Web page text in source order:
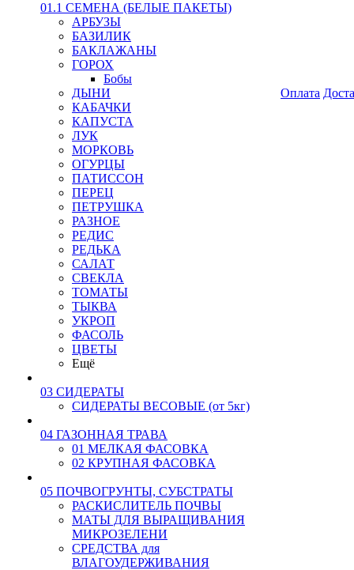
01.1 СЕМЕНА (БЕЛЫЕ ПАКЕТЫ)
АРБУЗЫ
БАЗИЛИК
БАКЛАЖАНЫ
ГОРОХ
Бобы
ДЫНИ
КАБАЧКИ
КАПУСТА
ЛУК
МОРКОВЬ
ОГУРЦЫ
ПАТИССОН
ПЕРЕЦ
ПЕТРУШКА
РАЗНОЕ
РЕДИС
РЕДЬКА
САЛАТ
СВЕКЛА
ТОМАТЫ
ТЫКВА
УКРОП
ФАСОЛЬ
ЦВЕТЫ
Ещё
03 СИДЕРАТЫ
СИДЕРАТЫ ВЕСОВЫЕ (от 5кг)
04 ГАЗОННАЯ ТРАВА
01 МЕЛКАЯ ФАСОВКА
02 КРУПНАЯ ФАСОВКА
05 ПОЧВОГРУНТЫ, СУБСТРАТЫ
РАСКИСЛИТЕЛЬ ПОЧВЫ
МАТЫ ДЛЯ ВЫРАЩИВАНИЯ
МИКРОЗЕЛЕНИ
СРЕДСТВА для
ВЛАГОУДЕРЖИВАНИЯ
Оплата